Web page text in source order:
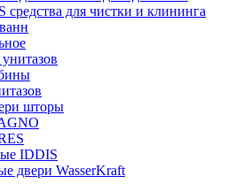
средства для чистки и клининга
шторы
IDDIS
двери WasserKraft